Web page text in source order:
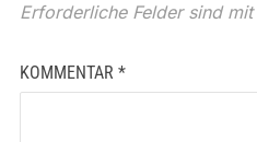
Erforderliche Felder sind mit
KOMMENTAR *